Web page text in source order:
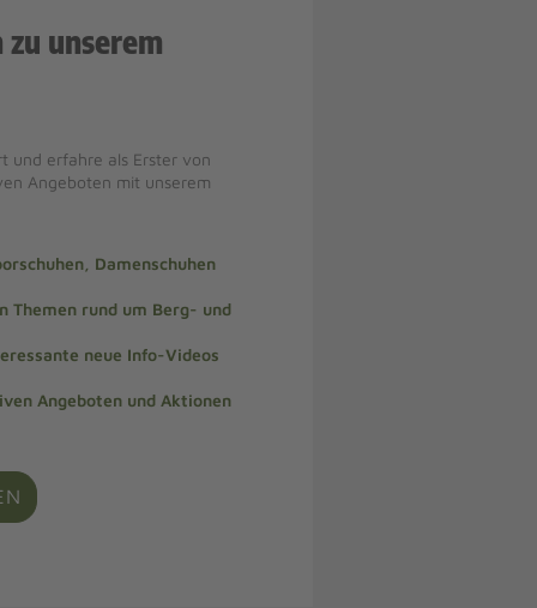
unserem
und erfahre als Erster von
Angeboten mit unserem
Damenschuhen
Themen rund um Berg- und
neue Info-Videos
Angeboten und Aktionen